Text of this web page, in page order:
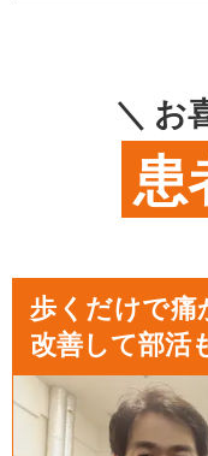
＼ お
患
歩くだけで
改善して部活